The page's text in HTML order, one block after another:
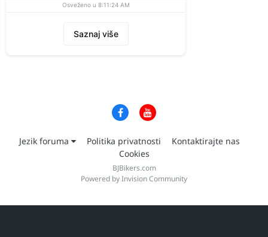
Osveženo u 8:11:24 AM
Saznaj više
Jezik foruma Politika privatnosti
Kontaktirajte nas
Cookies
BJBikers.com
Powered by Invision Community